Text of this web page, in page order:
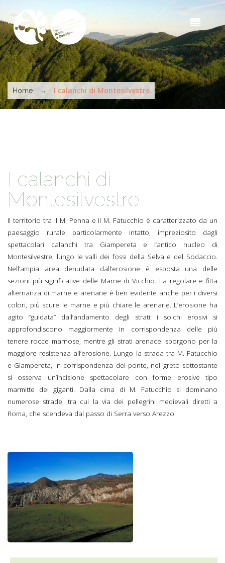
You are here
Home → I calanchi di Montesilvestre
I calanchi di
Montesilvestre
Il territorio tra il M. Penna e il M. Fatucchio è caratterizzato da un
paesaggio rurale particolarmente intatto, impreziosito dagli
spettacolari calanchi tra Giampereta e l’antico nucleo di
Montesilvestre, lungo le valli dei fossi della Selva e del Sodaccio.
Nell’ampia area denudata dall’erosione è esposta una delle
sezioni più significative delle Marne di Vicchio. La regolare e fitta
alternanza di marne e arenarie è ben evidente anche per i diversi
colori, più scure le marne e più chiare le arenarie. L’erosione ha
agito “guidata” dall’andamento degli strati: i solchi erosivi si
approfondiscono maggiormente in corrispondenza delle più
tenere rocce marnose, mentre gli strati arenacei sporgono per la
maggiore resistenza all’erosione. Lungo la strada tra M. Fatucchio
e Giampereta, in corrispondenza del ponte, nel greto sottostante
si osserva un’incisione spettacolare con forme erosive tipo
marmitte dei giganti. Dalla cima di M. Fatucchio si dominano
numerose strade, tra cui la via dei pellegrini medievali diretti a
Roma, che scendeva dal passo di Serra verso Arezzo.